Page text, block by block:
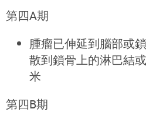
第四A期
腫瘤已伸延到腦部或
散到鎖骨上的淋巴結
米
第四B期